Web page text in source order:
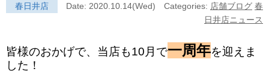
春日井店 Date: 2020.10.14(Wed) Categories: 店舗ブログ 春
日井店ニュース
皆様のおかげで、当店も10月で一周年を迎えま
した！